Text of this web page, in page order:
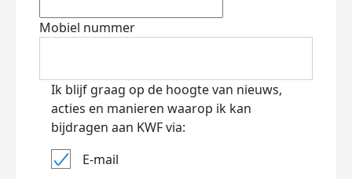
Mobiel nummer
Ik blijf graag op de hoogte van nieuws,
acties en manieren waarop ik kan
bijdragen aan KWF via:
E-mail